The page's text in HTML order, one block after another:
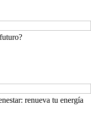
renueva tu energía